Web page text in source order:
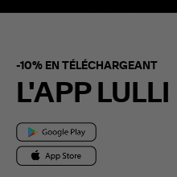
-10% EN TÉLÉCHARGEANT
L'APP LULLI